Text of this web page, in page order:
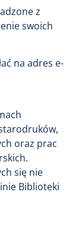
z
swoich
na adres e-
oraz prac
się nie
Biblioteki